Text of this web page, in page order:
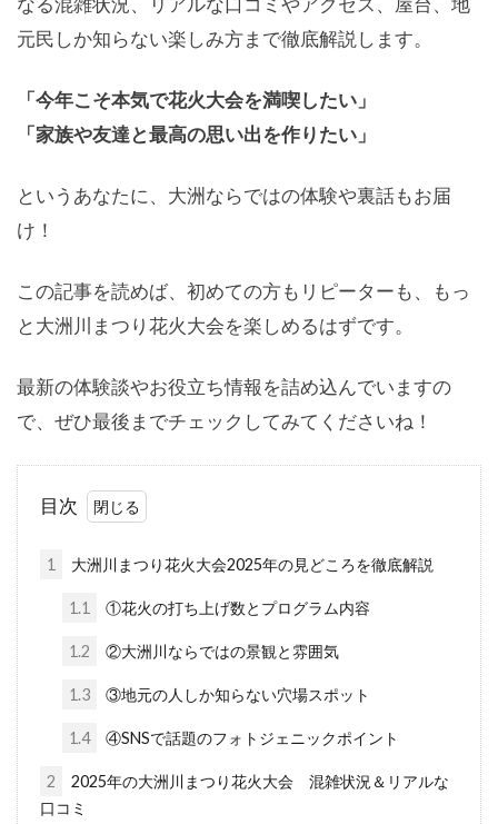
元民しか知らない楽しみ方まで徹底解説します。
「今年こそ本気で花火大会を満喫したい」
「家族や友達と最高の思い出を作りたい」
というあなたに、大洲ならではの体験や裏話もお届
け！
この記事を読めば、初めての方もリピーターも、もっ
と大洲川まつり花火大会を楽しめるはずです。
最新の体験談やお役立ち情報を詰め込んでいますの
で、ぜひ最後までチェックしてみてくださいね！
目次
1 大洲川まつり花火大会2025年の見どころを徹底解説
1.1 ①花火の打ち上げ数とプログラム内容
1.2 ②大洲川ならではの景観と雰囲気
1.3 ③地元の人しか知らない穴場スポット
1.4 ④SNSで話題のフォトジェニックポイント
2
2025年の大洲川まつり花火大会 混雑状況＆リアルな
口コミ